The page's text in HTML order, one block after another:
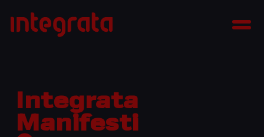
sisältöön
Integrata
Integrata
Manifesti